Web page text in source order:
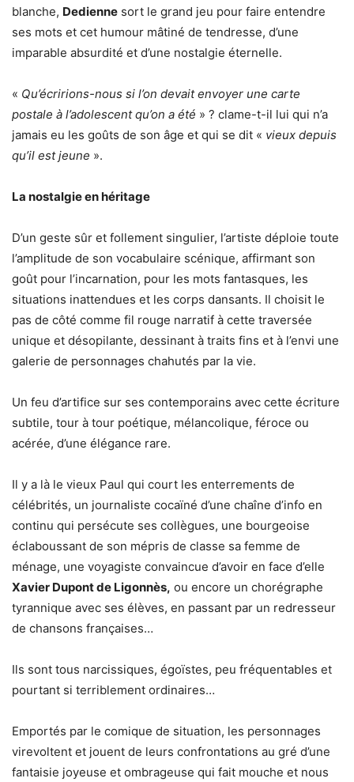
blanche, Dedienne sort le grand jeu pour faire entendre
ses mots et cet humour mâtiné de tendresse, d’une
imparable absurdité et d’une nostalgie éternelle.
« Qu’écririons-nous si l’on devait envoyer une carte
postale à l’adolescent qu’on a été » ? clame-t-il lui qui n’a
jamais eu les goûts de son âge et qui se dit « vieux depuis
qu’il est jeune ».
La nostalgie en héritage
D’un geste sûr et follement singulier, l’artiste déploie toute
l’amplitude de son vocabulaire scénique, affirmant son
goût pour l’incarnation, pour les mots fantasques, les
situations inattendues et les corps dansants. Il choisit le
pas de côté comme fil rouge narratif à cette traversée
unique et désopilante, dessinant à traits fins et à l’envi une
galerie de personnages chahutés par la vie.
Un feu d’artifice sur ses contemporains avec cette écriture
subtile, tour à tour poétique, mélancolique, féroce ou
acérée, d’une élégance rare.
Il y a là le vieux Paul qui court les enterrements de
célébrités, un journaliste cocaïné d’une chaîne d’info en
continu qui persécute ses collègues, une bourgeoise
éclaboussant de son mépris de classe sa femme de
ménage, une voyagiste convaincue d’avoir en face d’elle
Xavier Dupont de Ligonnès, ou encore un chorégraphe
tyrannique avec ses élèves, en passant par un redresseur
de chansons françaises…
Ils sont tous narcissiques, égoïstes, peu fréquentables et
pourtant si terriblement ordinaires…
Emportés par le comique de situation, les personnages
virevoltent et jouent de leurs confrontations au gré d’une
fantaisie joyeuse et ombrageuse qui fait mouche et nous